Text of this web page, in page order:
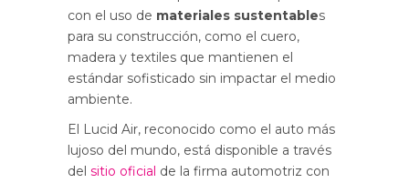
con el uso de materiales sustentables
para su construcción, como el cuero,
madera y textiles que mantienen el
estándar sofisticado sin impactar el medio
ambiente.
El Lucid Air, reconocido como el auto más
lujoso del mundo, está disponible a través
del sitio oficial de la firma automotriz con